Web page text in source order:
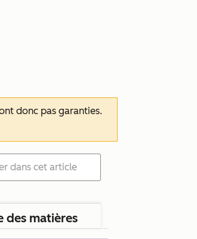
donc pas garanties.
des matières